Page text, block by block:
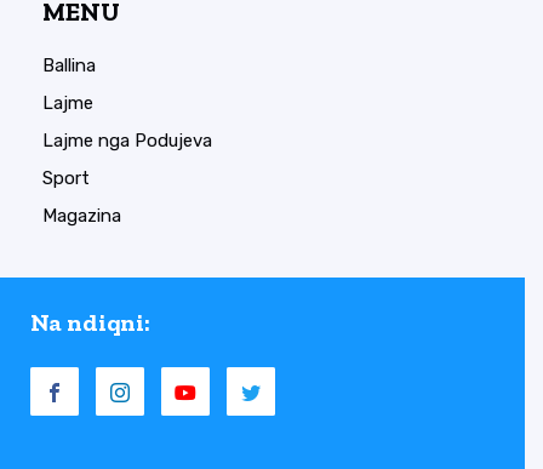
MENU
Ballina
Lajme
Lajme nga Podujeva
Sport
Magazina
Na ndiqni: